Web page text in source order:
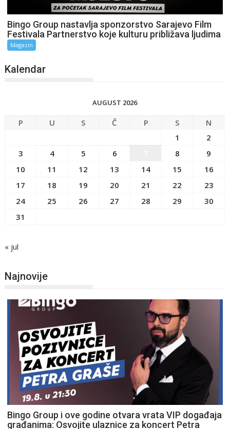
Bingo Group nastavlja sponzorstvo Sarajevo Film
Festivala Partnerstvo koje kulturu približava ljudima
Magazin
Kalendar
AUGUST 2026
P U S Č P S
N
1
2
3
4 5 6 8
9
10
11 12 13 14 15
16
17
18 19 20 21 22
23
24
25 26 27 28 29
30
31
« jul
Najnovije
Bingo Group i ove godine otvara vrata VIP događaja
građanima: Osvojite ulaznice za koncert Petra